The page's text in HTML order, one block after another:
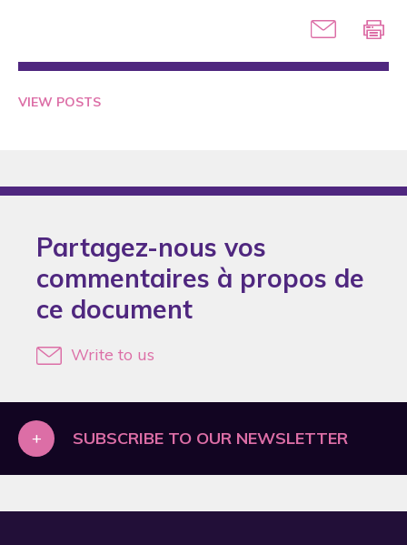
2015
2017
2018
2021
2022
VIEW POSTS
Partagez-nous vos
commentaires à propos de
ce document
Write to us
+ SUBSCRIBE TO OUR NEWSLETTER